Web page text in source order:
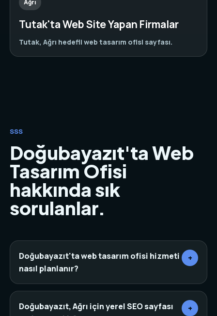
Ağrı
Tutak'ta Web Site Yapan Firmalar
Tutak, Ağrı hedefli web tasarım ofisi sayfası.
SSS
Doğubayazıt'ta Web
Tasarım Ofisi
hakkında sık
sorulanlar.
Doğubayazıt'ta web tasarım ofisi hizmeti
nasıl planlanır?
+
Önce sektör, rakipler, hedef müşteri ve mevcut
dijital varlıklar incelenir. Ardından sayfa mimarisi,
Doğubayazıt, Ağrı için yerel SEO sayfası
+